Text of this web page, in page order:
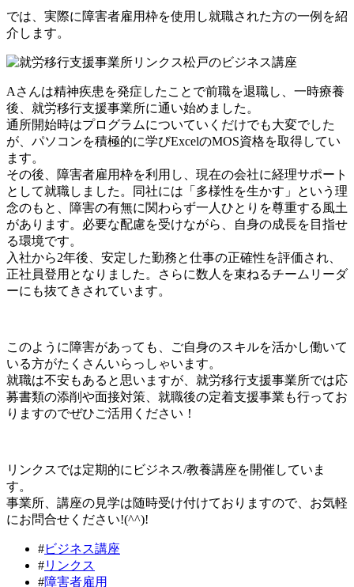
では、実際に障害者雇用枠を使用し就職された方の一例を紹
介します。
Aさんは精神疾患を発症したことで前職を退職し、一時療養
後、就労移行支援事業所に通い始めました。
通所開始時はプログラムについていくだけでも大変でした
が、パソコンを積極的に学びExcelのMOS資格を取得してい
ます。
その後、障害者雇用枠を利用し、現在の会社に経理サポート
として就職しました。同社には「多様性を生かす」という理
念のもと、障害の有無に関わらず一人ひとりを尊重する風土
があります。必要な配慮を受けながら、自身の成長を目指せ
る環境です。
入社から2年後、安定した勤務と仕事の正確性を評価され、
正社員登用となりました。さらに数人を束ねるチームリーダ
ーにも抜てきされています。
このように障害があっても、ご自身のスキルを活かし働いて
いる方がたくさんいらっしゃいます。
就職は不安もあると思いますが、就労移行支援事業所では応
募書類の添削や面接対策、就職後の定着支援事業も行ってお
りますのでぜひご活用ください！
リンクスでは定期的にビジネス/教養講座を開催していま
す。
事業所、講座の見学は随時受け付けておりますので、お気軽
にお問合せください!(^^)!
#ビジネス講座
#リンクス
#障害者雇用